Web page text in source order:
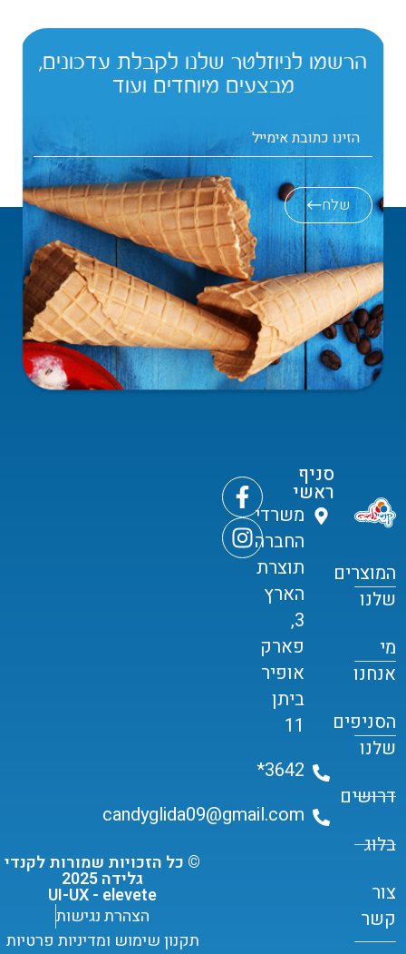
הרשמו לניוזלטר שלנו לקבלת עדכונים,
מבצעים מיוחדים ועוד
שלח
המוצרים
שלנו
מי
אנחנו
הסניפים
שלנו
דרושים
בלוג
צור
קשר
סניף
ראשי
משרדי
החברה
תוצרת
הארץ
3,
פארק
אופיר
ביתן
11
3642*
candyglida09@gmail.com
הצהרת נגישות
תקנון שימוש ומדיניות פרטיות
© כל הזכויות שמורות לקנדי
גלידה 2025
UI-UX - elevete